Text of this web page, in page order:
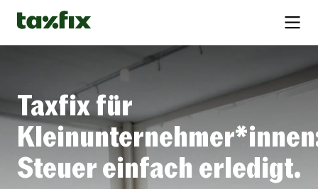
Taxfix für
Steuer einfach erledigt.